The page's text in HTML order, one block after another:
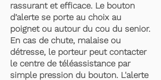
rassurant et efficace. Le bouton
d’alerte se porte au choix au
poignet ou autour du cou du senior.
En cas de chute, malaise ou
détresse, le porteur peut contacter
le centre de téléassistance par
simple pression du bouton. L'alerte